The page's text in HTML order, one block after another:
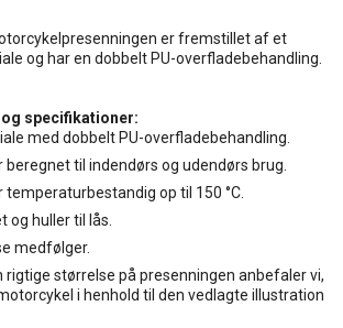
er fremstillet af et
og har en dobbelt PU-overfladebehandling.
specifikationer:
med dobbelt PU-overfladebehandling.
beregnet til indendørs og udendørs brug.
temperaturbestandig op til 150 °C.
og huller til lås.
medfølger.
rigtige størrelse på presenningen anbefaler vi,
i henhold til den vedlagte illustration